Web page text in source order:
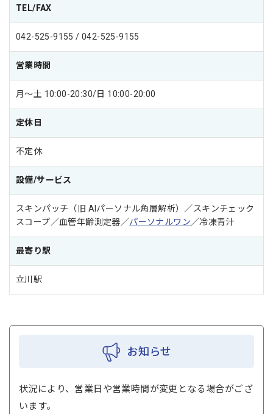
TEL/FAX
042-525-9155 / 042-525-9155
営業時間
月～土 10:00-20:30/日 10:00-20:00
定休日
不定休
設備/サービス
スキンパッチ（旧 AIパーソナル角層解析）／スキンチェック
スコープ／血管年齢測定器／パーソナルワン／冷凍青汁
最寄り駅
立川駅
お知らせ
状況により、営業日や営業時間が変更となる場合がござ
います。